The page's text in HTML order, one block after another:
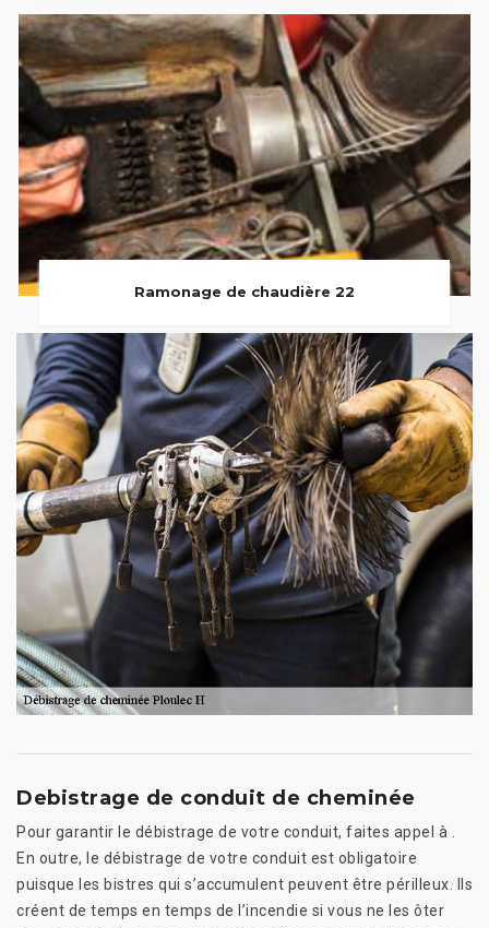
Ramonage de chaudière 22
Debistrage de conduit de cheminée
Pour garantir le débistrage de votre conduit, faites appel à .
En outre, le débistrage de votre conduit est obligatoire
puisque les bistres qui s’accumulent peuvent être périlleux. Ils
créent de temps en temps de l’incendie si vous ne les ôter